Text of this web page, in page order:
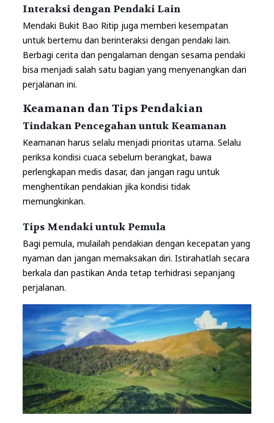
Interaksi dengan Pendaki Lain
Mendaki Bukit Bao Ritip juga memberi kesempatan
untuk bertemu dan berinteraksi dengan pendaki lain.
Berbagi cerita dan pengalaman dengan sesama pendaki
bisa menjadi salah satu bagian yang menyenangkan dari
perjalanan ini.
Keamanan dan Tips Pendakian
Tindakan Pencegahan untuk Keamanan
Keamanan harus selalu menjadi prioritas utama. Selalu
periksa kondisi cuaca sebelum berangkat, bawa
perlengkapan medis dasar, dan jangan ragu untuk
menghentikan pendakian jika kondisi tidak
memungkinkan.
Tips Mendaki untuk Pemula
Bagi pemula, mulailah pendakian dengan kecepatan yang
nyaman dan jangan memaksakan diri. Istirahatlah secara
berkala dan pastikan Anda tetap terhidrasi sepanjang
perjalanan.